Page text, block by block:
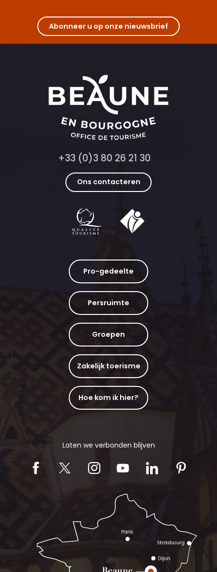
Abonneer u op onze nieuwsbrief
+33 (0)3 80 26 21 30
Ons contacteren
Pro-gedeelte
Persruimte
Groepen
Zakelijk toerisme
Hoe kom ik hier?
Laten we verbonden blijven